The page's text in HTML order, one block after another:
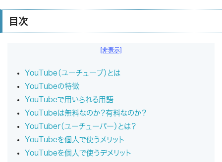
目次
[非表示]
YouTube（ユーチューブ）とは
YouTubeの特徴
YouTubeで用いられる用語
YouTubeは無料なのか？有料なのか？
YouTuber（ユーチューバー）とは？
YouTubeを個人で使うメリット
YouTubeを個人で使うデメリット